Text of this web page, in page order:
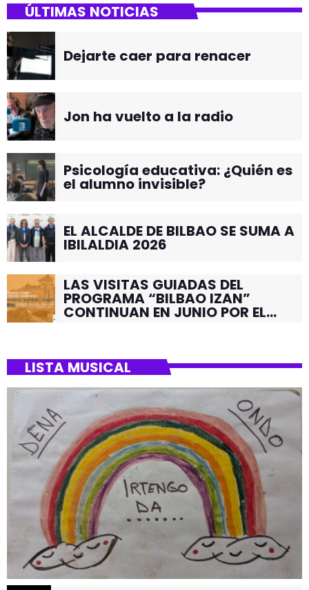
ÚLTIMAS NOTICIAS
Dejarte caer para renacer
Jon ha vuelto a la radio
Psicología educativa: ¿Quién es
el alumno invisible?
EL ALCALDE DE BILBAO SE SUMA A
IBILALDIA 2026
LAS VISITAS GUIADAS DEL
PROGRAMA “BILBAO IZAN”
CONTINUAN EN JUNIO POR EL
LISTA MUSICAL